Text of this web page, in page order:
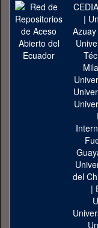
CEDIA
|
Azuay
del
|